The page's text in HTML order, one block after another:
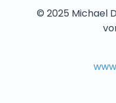
© 2025 Michael